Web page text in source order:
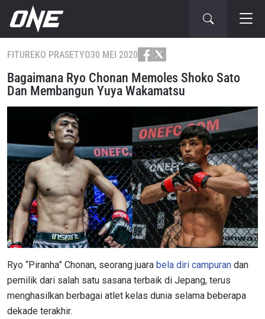
FITUREKO PRASETYO30 MEI 2020
Bagaimana Ryo Chonan Memoles Shoko Sato
Dan Membangun Yuya Wakamatsu
Ryo “Piranha” Chonan, seorang juara bela diri campuran dan
pemilik dari salah satu sasana terbaik di Jepang, terus
menghasilkan berbagai atlet kelas dunia selama beberapa
dekade terakhir.